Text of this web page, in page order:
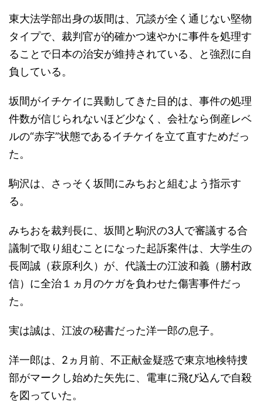
東大法学部出身の坂間は、冗談が全く通じない堅物
タイプで、裁判官が的確かつ速やかに事件を処理す
ることで日本の治安が維持されている、と強烈に自
負している。
坂間がイチケイに異動してきた目的は、事件の処理
件数が信じられないほど少なく、会社なら倒産レベ
ルの“赤字”状態であるイチケイを立て直すためだっ
た。
駒沢は、さっそく坂間にみちおと組むよう指示す
る。
みちおを裁判長に、坂間と駒沢の3人で審議する合
議制で取り組むことになった起訴案件は、大学生の
長岡誠（萩原利久）が、代議士の江波和義（勝村政
信）に全治１ヵ月のケガを負わせた傷害事件だっ
た。
実は誠は、江波の秘書だった洋一郎の息子。
洋一郎は、2ヵ月前、不正献金疑惑で東京地検特捜
部がマークし始めた矢先に、電車に飛び込んで自殺
を図っていた。